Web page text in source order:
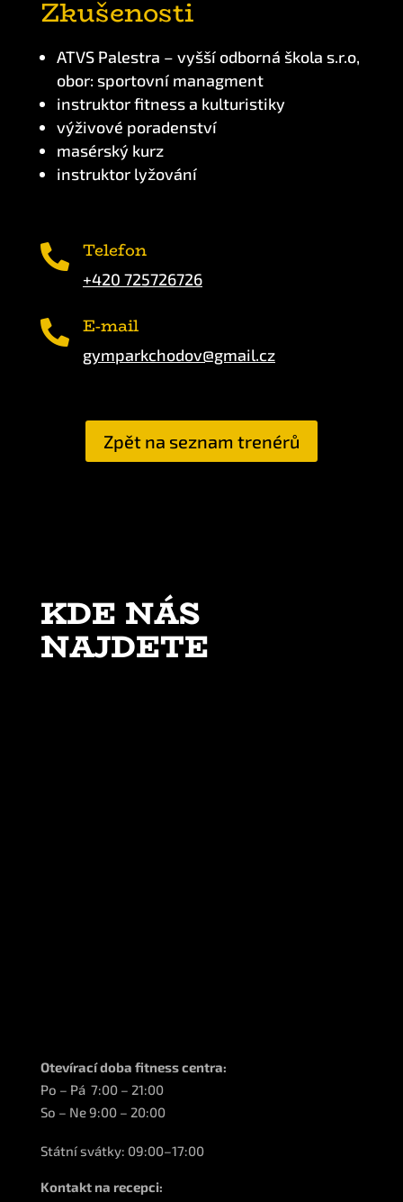
Zkušenosti
ATVS Palestra – vyšší odborná škola s.r.o,
obor: sportovní managment
instruktor fitness a kulturistiky
výživové poradenství
masérský kurz
instruktor lyžování
 Telefon
+420 725726726
 E-mail
gymparkchodov@gmail.cz
Zpět na seznam trenérů
KDE NÁS
NAJDETE
Otevírací doba fitness centra:
Po – Pá 7:00 – 21:00
So – Ne 9:00 – 20:00
Státní svátky: 09:00–17:00
Kontakt na recepci: